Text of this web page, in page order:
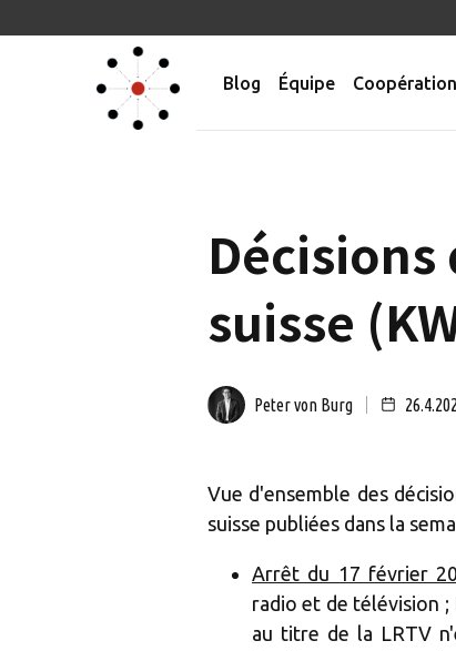
Blog Équipe
suisse
Peter von Burg
Vue d'ensemble des
suisse publiées dans la
Arrêt du 17 février
radio et de télévision
au titre de la LRTV